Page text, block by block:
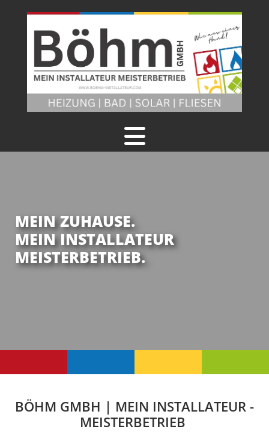
MEIN ZUHAUSE.
MEIN INSTALLATEUR
MEISTERBETRIEB.
BÖHM GMBH | MEIN INSTALLATEUR -
MEISTERBETRIEB